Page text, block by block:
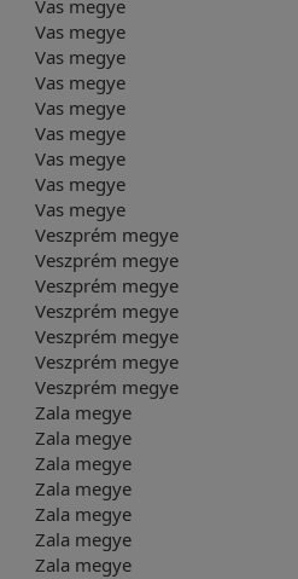
Vas megye
Vas megye
Vas megye
Vas megye
Vas megye
Vas megye
Vas megye
Vas megye
Vas megye
Veszprém megye
Veszprém megye
Veszprém megye
Veszprém megye
Veszprém megye
Veszprém megye
Veszprém megye
Zala megye
Zala megye
Zala megye
Zala megye
Zala megye
Zala megye
Zala megye